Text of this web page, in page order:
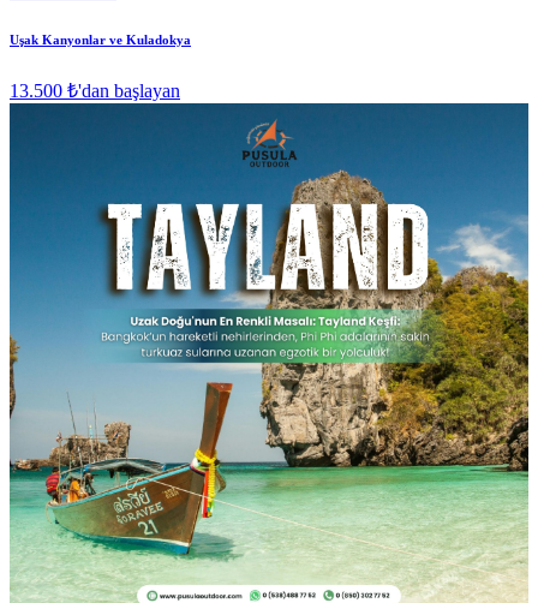
Uşak Kanyonlar ve Kuladokya
13.500 ₺'dan başlayan